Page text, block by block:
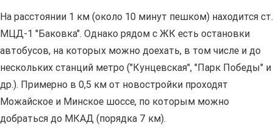
На расстоянии 1 км (около 10 минут пешком) находится ст.
МЦД-1 "Баковка". Однако рядом с ЖК есть остановки
автобусов, на которых можно доехать, в том числе и до
нескольких станций метро ("Кунцевская", "Парк Победы" и
др.). Примерно в 0,5 км от новостройки проходят
Можайское и Минское шоссе, по которым можно
добраться до МКАД (порядка 7 км).